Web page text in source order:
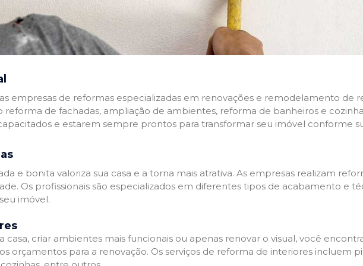
empresas de reformas especializadas em renovações e remodelamento de
de fachadas, ampliação de ambientes, reforma de banheiros e
e estarem sempre prontos para transformar seu imóvel conforme
e bonita valoriza sua casa e a torna mais atrativa. As empresas realizam
Os profissionais são especializados em diferentes tipos de acabamento e
imóvel.
casa, criar ambientes mais funcionais ou apenas renovar o visual, você
orçamentos para a renovação. Os serviços de reforma de interiores incluem